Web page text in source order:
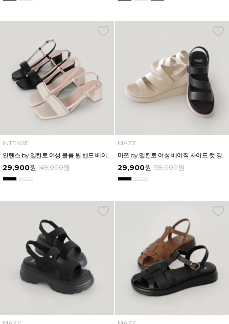
INTENSE
29,900원 149,000원
MAZZ
29,900원 159,000원